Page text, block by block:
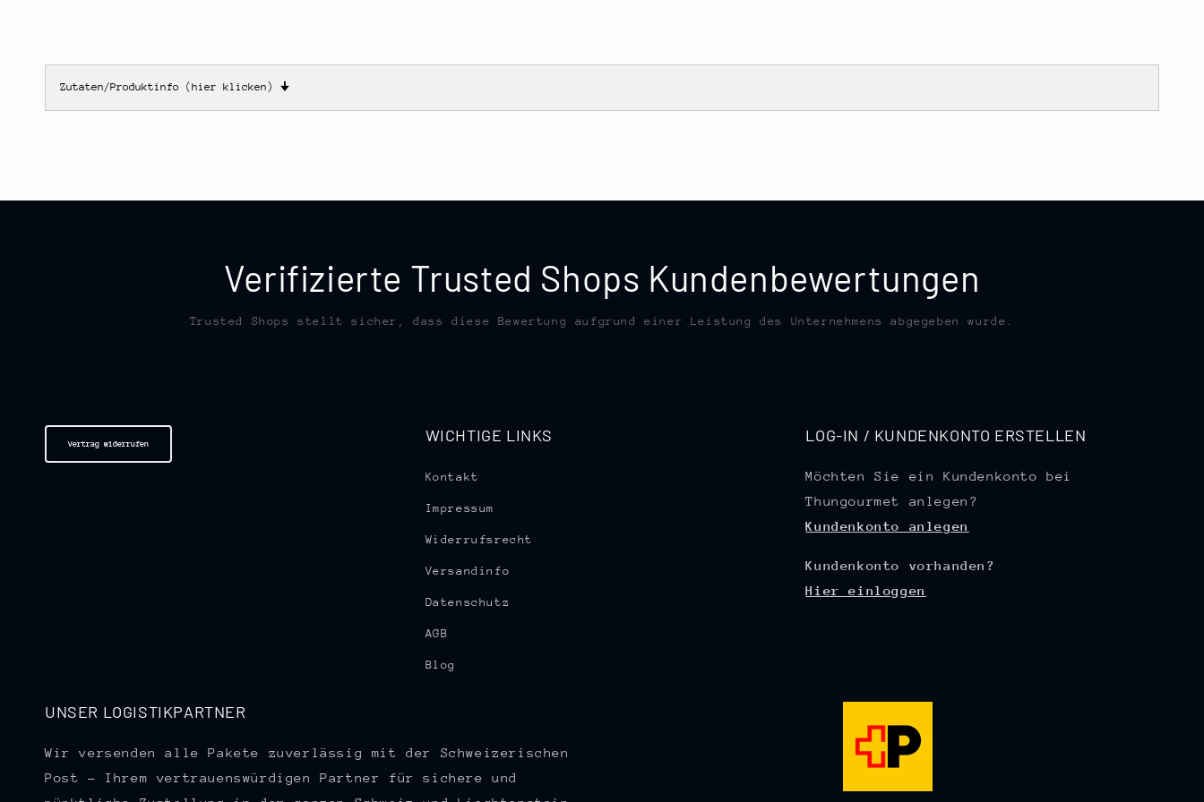
Zutaten/Produktinfo (hier klicken) 🠋
Verifizierte Trusted Shops Kundenbewertungen
Trusted Shops stellt sicher, dass diese Bewertung aufgrund einer Leistung des Unternehmens abgegeben wurde.
Vertrag widerrufen WICHTIGE LINKS
Kontakt
Impressum
Widerrufsrecht
Versandinfo
Datenschutz
AGB
Blog
LOG-IN / KUNDENKONTO ERSTELLEN
Möchten Sie ein Kundenkonto bei
Thungourmet anlegen?
Kundenkonto anlegen
Kundenkonto vorhanden?
Hier einloggen
UNSER LOGISTIKPARTNER
Wir versenden alle Pakete zuverlässig mit der Schweizerischen
Post – Ihrem vertrauenswürdigen Partner für sichere und